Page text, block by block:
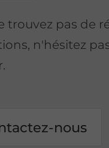
trouvez pas de
n'hésitez
nous